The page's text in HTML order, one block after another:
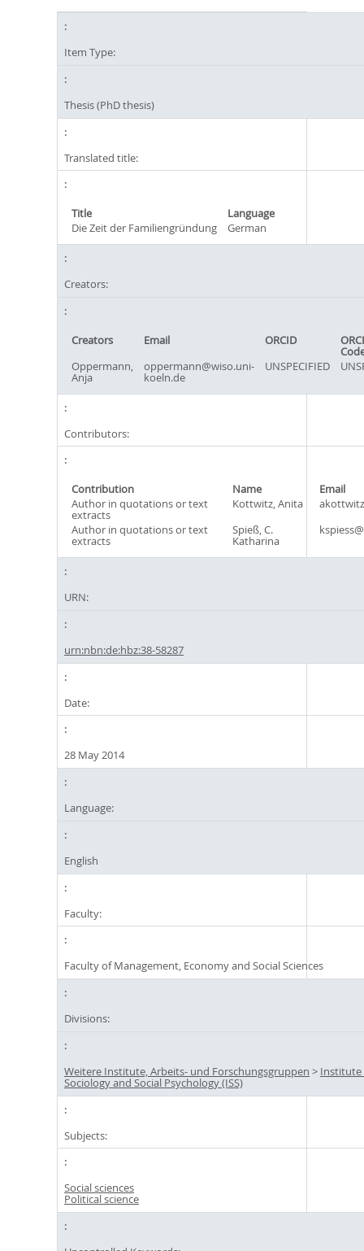
Item Type:
Thesis (PhD thesis)
Translated title:
Title
Language
Die Zeit der Familiengründung
German
Creators:
Creators Email ORCID
Oppermann,
Anja
oppermann@wiso.uni-
koeln.de
UNSPECIFIED
Contributors:
Contribution Name
Email
Author in quotations or text
extracts
Kottwitz, Anita
Author in quotations or text
extracts
Spieß, C.
Katharina
URN:
urn:nbn:de:hbz:38-58287
Date:
28 May 2014
Language:
English
Faculty:
Faculty of Management, Economy and Social Sciences
Divisions:
Weitere Institute, Arbeits- und Forschungsgruppen > Institute
Sociology and Social Psychology (ISS)
Subjects:
Social sciences
Political science